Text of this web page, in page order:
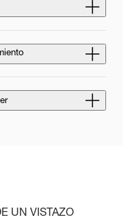
UN VISTAZO